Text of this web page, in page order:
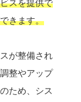
スを提供で
きます。
が整備され
整やアップ
ため、シス